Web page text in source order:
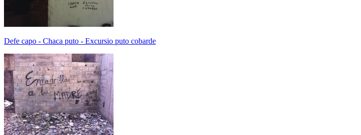
Defe capo - Chaca puto - Excursio puto cobarde